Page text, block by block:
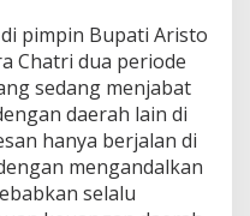
pimpin Bupati Aristo
Chatri dua periode
sedang menjabat
daerah lain di
hanya berjalan di
mengandalkan
selalu